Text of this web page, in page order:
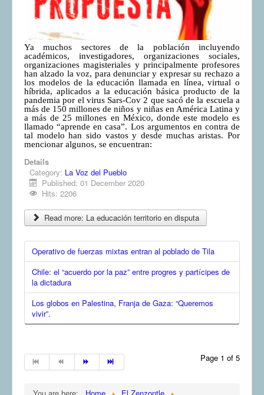
Ya muchos sectores de la población incluyendo
académicos, investigadores, organizaciones sociales,
organizaciones magisteriales y principalmente profesores
han alzado la voz, para denunciar y expresar su rechazo a
los modelos de la educación llamada en línea, virtual o
híbrida, aplicados a la educación básica producto de la
pandemia por el virus Sars-Cov 2 que sacó de la escuela a
más de 150 millones de niños y niñas en América Latina y
a más de 25 millones en México, donde este modelo es
llamado “aprende en casa”. Los argumentos en contra de
tal modelo han sido vastos y desde muchas aristas. Por
mencionar algunos, se encuentran:
Details
Category: La Voz del Pueblo
Published: 01 December 2020
Hits: 2206
Read more: La educación territorio en disputa
Operativo de fuerzas mixtas entran al poblado de Tila
Chile: el “acuerdo por la paz” entre progres y partícipes de
la dictadura
Los globos en Palestina, Franja de Gaza: “Queremos
vivir”.
Page 1 of 5
You are here: Home El Zenzontle